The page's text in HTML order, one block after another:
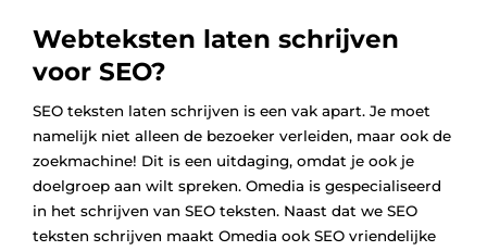
Webteksten laten schrijven
voor SEO?
SEO teksten laten schrijven is een vak apart. Je moet
namelijk niet alleen de bezoeker verleiden, maar ook de
zoekmachine! Dit is een uitdaging, omdat je ook je
doelgroep aan wilt spreken. Omedia is gespecialiseerd
in het schrijven van SEO teksten. Naast dat we SEO
teksten schrijven maakt Omedia ook SEO vriendelijke